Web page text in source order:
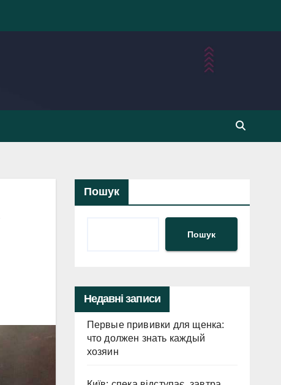
Пошук
Пошук
Недавні записи
Первые прививки для щенка:
что должен знать каждый
хозяин